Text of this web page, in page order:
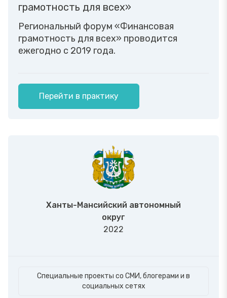
грамотность для всех»
Региональный форум «Финансовая
грамотность для всех» проводится
ежегодно с 2019 года.
Перейти в практику
Ханты-Мансийский автономный
округ
2022
Специальные проекты со СМИ, блогерами и в
социальных сетях